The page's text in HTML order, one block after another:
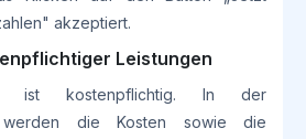
akzeptiert.
Leistungen
ist kostenpflichtig. In der
werden die Kosten sowie die